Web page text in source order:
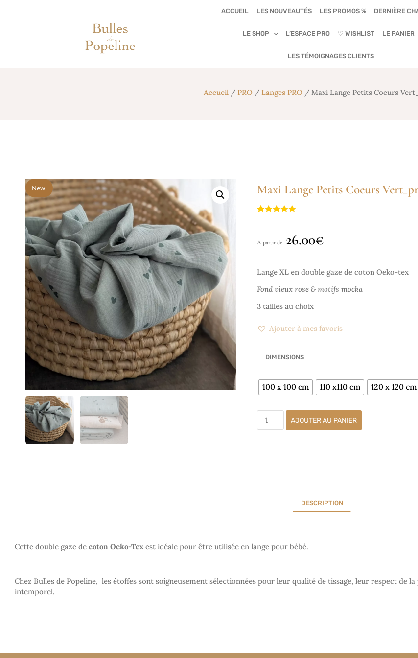
ACCUEIL LES NOUVEAUTÉS LES PROMOS % DERNIÈRE
LE SHOP L’ESPACE PRO ♡ WISHLIST LE PANIER
LES TÉMOIGNAGES CLIENTS
Accueil / PRO / Langes PRO / Maxi Lange Petits Coeurs
New! Maxi Lange Petits Coeurs
notations
client
A partir de 26.00€
Lange XL en double gaze de coton Oeko-tex
Fond vieux rose & motifs mocka
3 tailles au choix
Ajouter à mes favoris
DIMENSIONS
100 x 100 cm 110 x110 cm 120 x 120 cm
AJOUTER AU PANIER
DESCRIPTION
Cette double gaze de coton Oeko-Tex est idéale pour être utilisée en lange pour bébé.
Chez Bulles de Popeline, les étoffes sont soigneusement sélectionnées pour leur qualité de tissage, leur respect de
intemporel.